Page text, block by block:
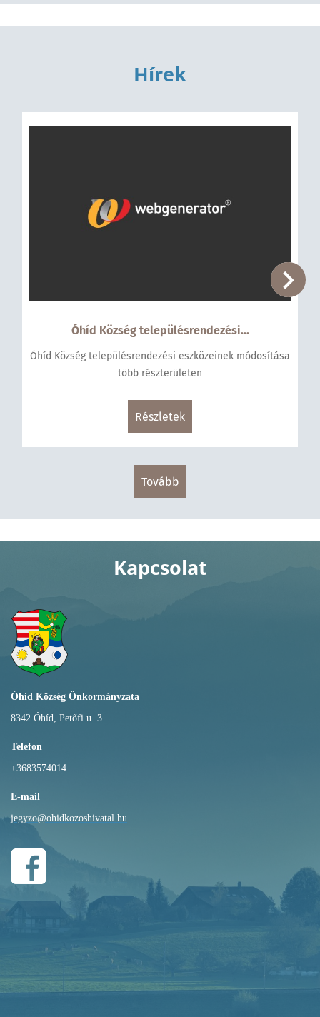
Hírek
Óhíd Község településrendezési...
Óhíd Község településrendezési eszközeinek módosítása
több részterületen
Részletek
tovább
Kapcsolat
Óhíd Község Önkormányzata
8342 Óhíd, Petőfi u. 3.
Telefon
+3683574014
E-mail
jegyzo@ohidkozoshivatal.hu